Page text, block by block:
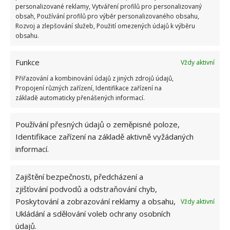
personalizované reklamy, Vytváření profilů pro personalizovaný
obsah, Používání profilů pro výběr personalizovaného obsahu,
Rozvoj a zlepšování služeb, Použití omezených údajů k výběru
obsahu.
Funkce
Vždy aktivní
Přiřazování a kombinování údajů z jiných zdrojů údajů,
Propojení různých zařízení, Identifikace zařízení na
základě automaticky přenášených informací.
Používání přesných údajů o zeměpisné poloze,
Identifikace zařízení na základě aktivně vyžádaných
informací.
Zajištění bezpečnosti, předcházení a
zjišťování podvodů a odstraňování chyb,
Poskytování a zobrazování reklamy a obsahu,
Ukládání a sdělování voleb ochrany osobních
údajů.
Vždy aktivní
Zdroj:Porady Interia